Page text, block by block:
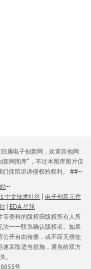
属电子创新网，欢迎其他网
网图库”，不过本图库图片仅
们保留追诉侵权的权利。 ##--
--
中文技术社区
电子创新元件
|
EDA 星球
等资料的版权归版权所有人所
法一一联系确认版权者。如果
开自由传播，或不应无偿使
速采取适当措施，避免给双方
。
号